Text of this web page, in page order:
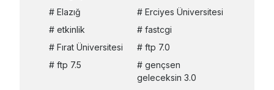
Elazığ
Erciyes Üniversitesi
etkinlik
fastcgi
Fırat Üniversitesi
ftp 7.0
ftp 7.5
gençsen
geleceksin 3.0